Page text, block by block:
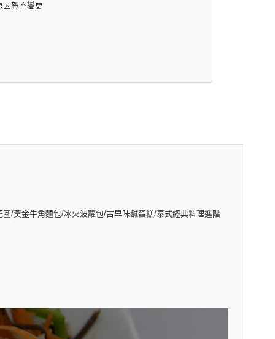
因恕不變更
/黃金牛角麵包/冰火波蘿包/古早味鹹蛋糕/泰式經典料理進階